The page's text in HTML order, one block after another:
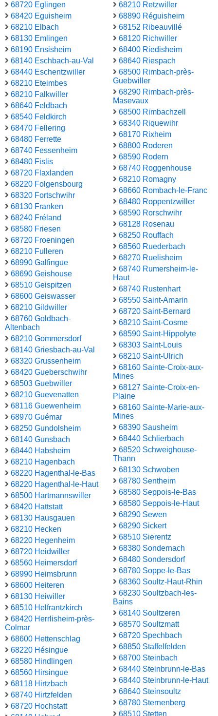
68720 Eglingen
68420 Eguisheim
68210 Elbach
68130 Emlingen
68190 Ensisheim
68140 Eschbach-au-Val
68440 Eschentzwiller
68210 Eteimbes
68210 Falkwiller
68640 Feldbach
68540 Feldkirch
68470 Fellering
68480 Ferrette
68740 Fessenheim
68480 Fislis
68720 Flaxlanden
68220 Folgensbourg
68320 Fortschwihr
68130 Franken
68240 Fréland
68580 Friesen
68720 Froeningen
68210 Fulleren
68990 Galfingue
68690 Geishouse
68510 Geispitzen
68600 Geiswasser
68210 Gildwiller
68760 Goldbach-
Altenbach
68210 Gommersdorf
68140 Griesbach-au-Val
68320 Grussenheim
68420 Gueberschwihr
68503 Guebwiller
68210 Guevenatten
68116 Guewenheim
68970 Guémar
68250 Gundolsheim
68140 Gunsbach
68440 Habsheim
68210 Hagenbach
68220 Hagenthal-le-Bas
68220 Hagenthal-le-Haut
68500 Hartmannswiller
68420 Hattstatt
68130 Hausgauen
68210 Hecken
68220 Hegenheim
68720 Heidwiller
68560 Heimersdorf
68990 Heimsbrunn
68600 Heiteren
68130 Heiwiller
68510 Helfrantzkirch
68420 Herrlisheim-près-
Colmar
68600 Hettenschlag
68220 Hésingue
68580 Hindlingen
68560 Hirsingue
68118 Hirtzbach
68740 Hirtzfelden
68720 Hochstatt
68210 Retzwiller
68890 Réguisheim
68152 Ribeauvillé
68120 Richwiller
68400 Riedisheim
68640 Riespach
68500 Rimbach-près-
Guebwiller
68290 Rimbach-près-
Masevaux
68500 Rimbachzell
68340 Riquewihr
68170 Rixheim
68800 Roderen
68590 Rodern
68740 Roggenhouse
68210 Romagny
68660 Rombach-le-Franc
68480 Roppentzwiller
68590 Rorschwihr
68128 Rosenau
68250 Rouffach
68560 Ruederbach
68270 Ruelisheim
68740 Rumersheim-le-
Haut
68740 Rustenhart
68550 Saint-Amarin
68720 Saint-Bernard
68210 Saint-Cosme
68590 Saint-Hippolyte
68303 Saint-Louis
68210 Saint-Ulrich
68160 Sainte-Croix-aux-
Mines
68127 Sainte-Croix-en-
Plaine
68160 Sainte-Marie-aux-
Mines
68390 Sausheim
68440 Schlierbach
68520 Schweighouse-
Thann
68130 Schwoben
68780 Sentheim
68580 Seppois-le-Bas
68580 Seppois-le-Haut
68290 Sewen
68290 Sickert
68510 Sierentz
68380 Sondernach
68480 Sondersdorf
68780 Soppe-le-Bas
68360 Soultz-Haut-Rhin
68230 Soultzbach-les-
Bains
68140 Soultzeren
68570 Soultzmatt
68720 Spechbach
68850 Staffelfelden
68700 Steinbach
68440 Steinbrunn-le-Bas
68440 Steinbrunn-le-Haut
68640 Steinsoultz
68780 Sternenberg
68510 Stetten